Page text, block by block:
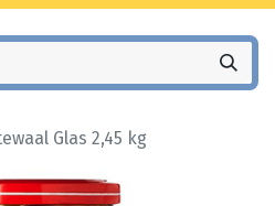
Glas 2,45 kg